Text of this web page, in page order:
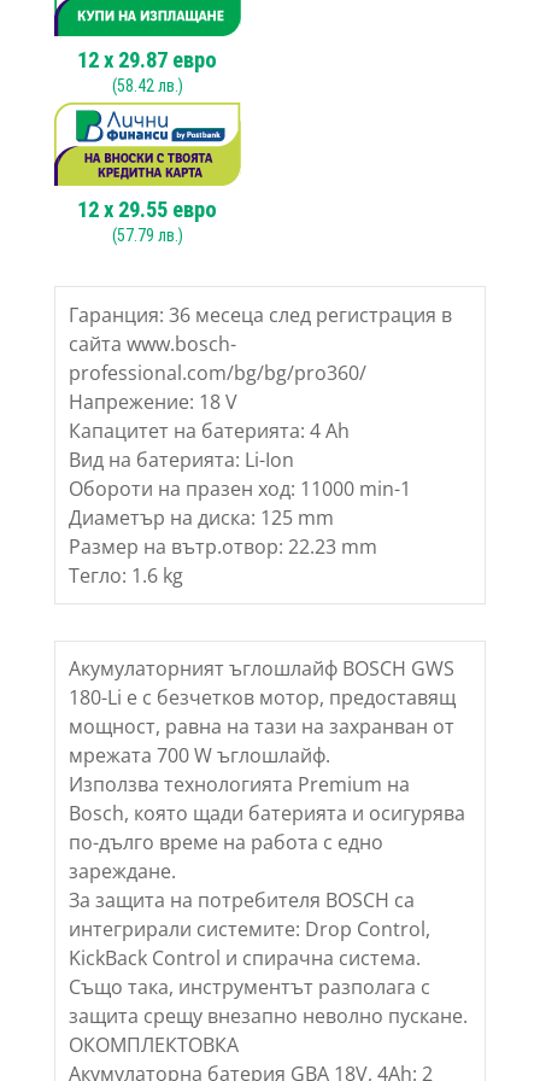
mm
12x 29.87 евро
(58.42 лв.)
12x 29.55 евро
(57.79 лв.)
Гаранция: 36 месеца след регистрация в
сайта www.bosch-
professional.com/bg/bg/pro360/
Напрежение: 18 V
Капацитет на батерията: 4 Ah
Вид на батерията: Li-Ion
Обороти на празен ход: 11000 min-1
Диаметър на диска: 125 mm
Размер на вътр.отвор: 22.23 mm
Тегло: 1.6 kg
Акумулаторният ъглошлайф BOSCH GWS
180-Li е с безчетков мотор, предоставящ
мощност, равна на тази на захранван от
мрежата 700 W ъглошлайф.
Използва технологията Premium на
Bosch, която щади батерията и осигурява
по-дълго време на работа с едно
зареждане.
За защита на потребителя BOSCH са
интегрирали системите: Drop Control,
KickBack Control и спирачна система.
Също така, инструментът разполага с
защита срещу внезапно неволно пускане.
ОКОМПЛЕКТОВКА
Акумулаторна батерия GBA 18V, 4Ah: 2